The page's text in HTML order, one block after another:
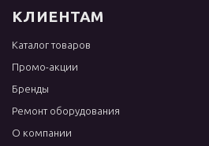
КЛИЕНТАМ
Каталог товаров
Промо-акции
Бренды
Ремонт оборудования
О компании